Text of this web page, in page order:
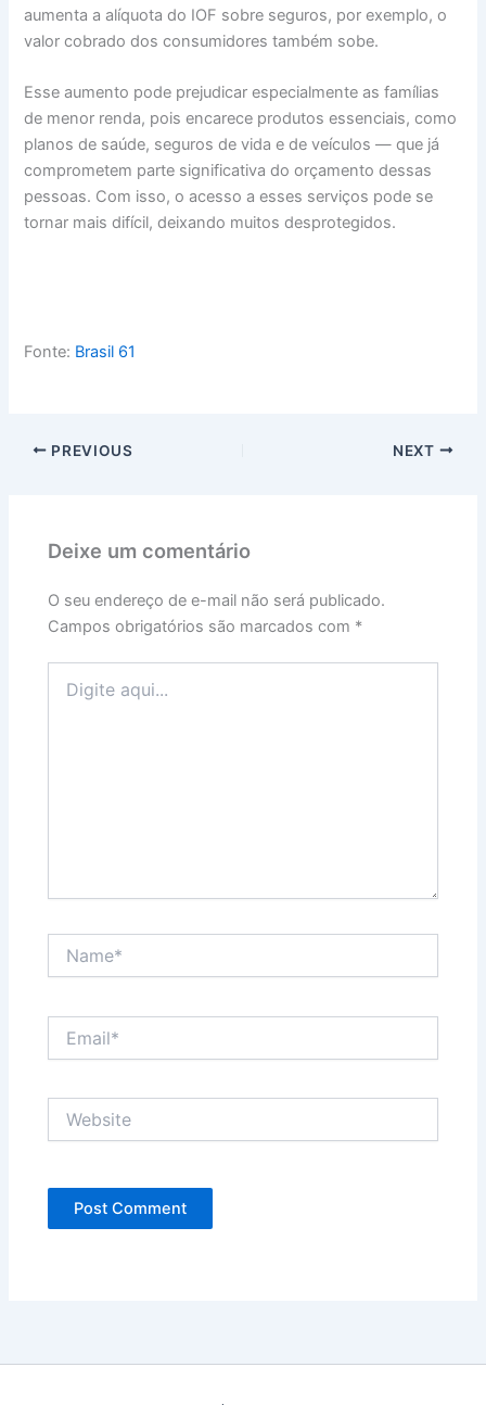
aumenta a alíquota do IOF sobre seguros, por exemplo, o
valor cobrado dos consumidores também sobe.
Esse aumento pode prejudicar especialmente as famílias
de menor renda, pois encarece produtos essenciais, como
planos de saúde, seguros de vida e de veículos — que já
comprometem parte significativa do orçamento dessas
pessoas. Com isso, o acesso a esses serviços pode se
tornar mais difícil, deixando muitos desprotegidos.
Fonte: Brasil 61
PREVIOUS NEXT
Deixe um comentário
O seu endereço de e-mail não será publicado.
Campos obrigatórios são marcados com *
aqui...